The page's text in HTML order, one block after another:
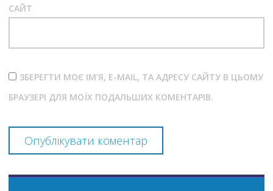
САЙТ
ЗБЕРЕГТИ МОЄ ІМ'Я, E-MAIL, ТА АДРЕСУ САЙТУ В ЦЬОМУ
БРАУЗЕРІ ДЛЯ МОЇХ ПОДАЛЬШИХ КОМЕНТАРІВ.